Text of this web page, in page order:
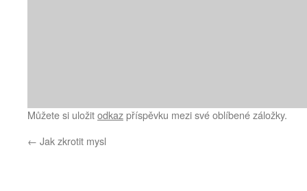
Můžete si uložitodkazpříspěvku mezi své oblíbené záložky.
← Jak zkrotit mysl